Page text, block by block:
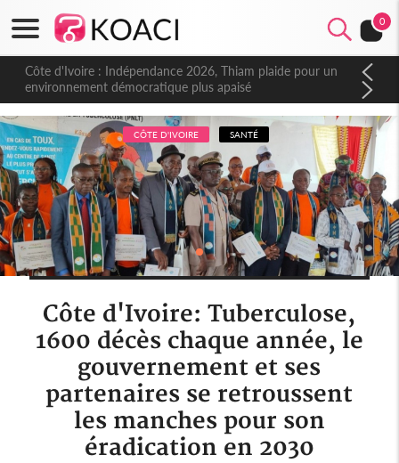
0
Côte d'Ivoire : Indépendance 2026, Thiam plaide pour un
environnement démocratique plus apaisé
CÔTE D'IVOIRE SANTÉ
Côte d'Ivoire: Tuberculose,
1600 décès chaque année, le
gouvernement et ses
partenaires se retroussent
les manches pour son
éradication en 2030